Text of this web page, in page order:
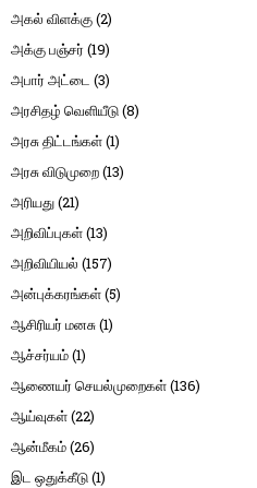
அகல் விளக்கு(2)
அக்கு பஞ்சர் (19)
அபார் அட்டை (3)
அரசிதழ் வெளியீடு(8)
அரசு திட்டங்கள்(1)
அரசு விடுமுறை(13)
அரியது(21)
அறிவிப்புகள்(13)
அறிவியியல் (157)
அன்புக்கரங்கள்(5)
ஆசிரியர் மனசு(1)
ஆச்சர்யம்(1)
ஆணையர் செயல்முறைகள்(136)
ஆய்வுகள்(22)
ஆன்மீகம்(26)
இட ஒதுக்கீடு(1)